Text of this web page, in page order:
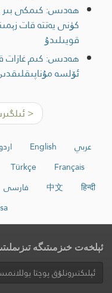
ھەدىس: كىمكى بىر
كۈنى يەتتە قات
قويىلىدۇ
ھەدىس: كىم غازات
ئۆلسە
<
عربي English اردو
Français
Türkçe
हिन्दी
中文 فارسی
ئېلخەت خىزمىتىگە